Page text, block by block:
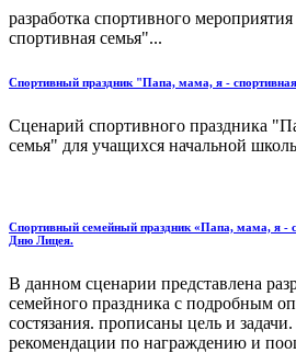
разработка спортивного
спортивная семья"...
Спортивный праздник "Папа, мама, я -
Сценарий спортивного праздника
семья" для учащихся начальной
Спортивный семейный праздник «Папа, мама, я -
Дню Лицея.
В данном сценарии представлена
семейного праздника с подробным
состязания. прописаны цель и
рекомендации по награждению и